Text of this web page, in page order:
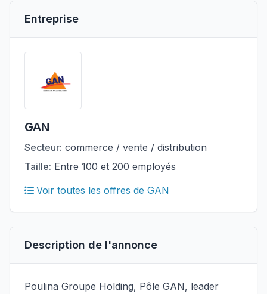
Entreprise
GAN
Secteur: commerce / vente / distribution
Taille: Entre 100 et 200 employés
Voir toutes les offres de GAN
Description de l'annonce
Poulina Groupe Holding, Pôle GAN, leader